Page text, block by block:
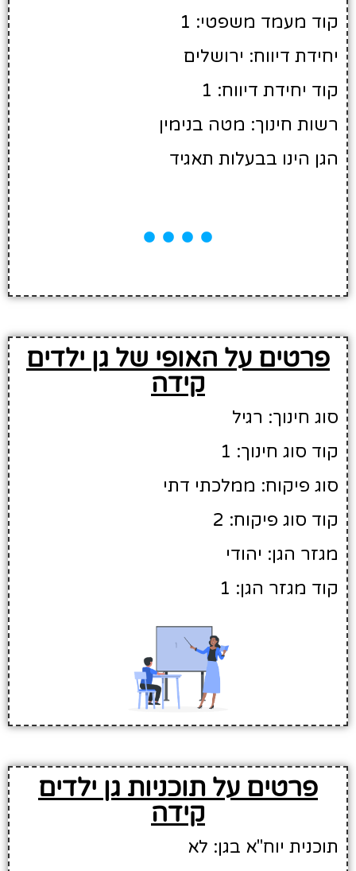
קוד מעמד משפטי: 1
יחידת דיווח: ירושלים
קוד יחידת דיווח: 1
רשות חינוך: מטה בנימין
הגן הינו בבעלות תאגיד
פרטים על האופי של גן ילדים
קידה
סוג חינוך: רגיל
קוד סוג חינוך: 1
סוג פיקוח: ממלכתי דתי
קוד סוג פיקוח: 2
מגזר הגן: יהודי
קוד מגזר הגן: 1
פרטים על תוכניות גן ילדים
קידה
תוכנית יוח"א בגן: לא